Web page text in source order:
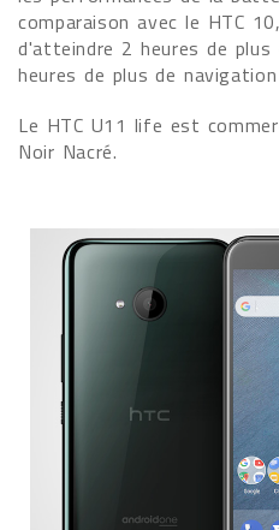
comparaison avec le HTC
d'atteindre 2 heures de
heures de plus de
Le HTC U11 life est
Noir Nacré.